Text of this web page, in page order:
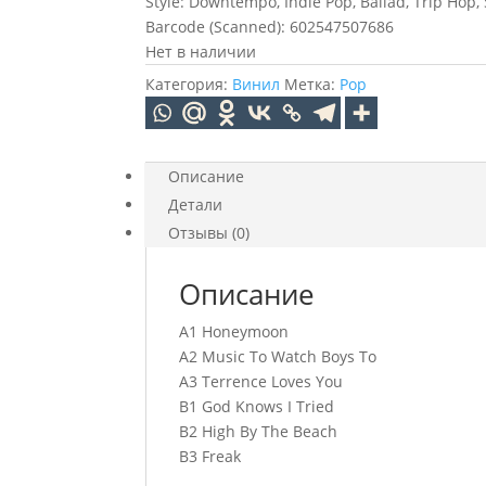
Barcode (Scanned): 602547507686
Нет в наличии
Категория: Винил Метка: Pop
Описание
Детали
Отзывы (0)
Описание
A1 Honeymoon
A2 Music To Watch Boys To
A3 Terrence Loves You
B1 God Knows I Tried
B2 High By The Beach
B3 Freak